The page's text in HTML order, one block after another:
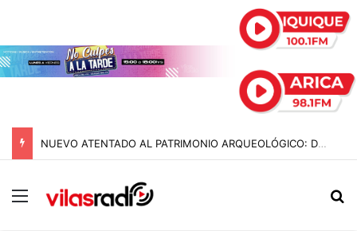
NUEVO ATENTADO AL PATRIMONIO ARQUEOLÓGICO: DESTRUYEN HISTÓRICO GEOGLIFO DE LLAMA BICÉFALA EN TARAPACÁ
Menú